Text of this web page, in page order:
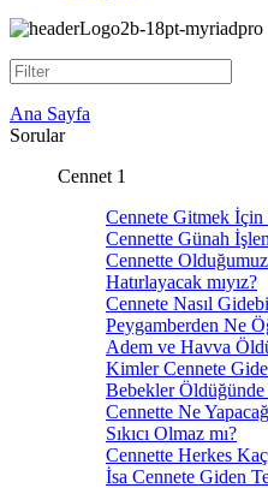
Ana Sayfa
Sorular
Cennet 1
Cennete Gitmek İçin
Cennette Günah
Cennette
Hatırlayacak mıyız?
Cennete Nasıl
Peygamberden Ne
Adem ve Havva
Kimler Cennete
Bebekler
Cennette Ne
Sıkıcı Olmaz mı?
Cennette Herkes
İsa Cennete Giden